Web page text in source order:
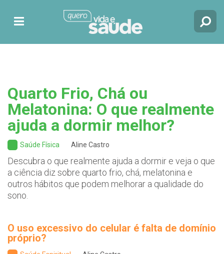
Quarto Frio, Chá ou
Melatonina: O que realmente
ajuda a dormir melhor?
Saúde Física Aline Castro
Descubra o que realmente ajuda a dormir e veja o que
a ciência diz sobre quarto frio, chá, melatonina e
outros hábitos que podem melhorar a qualidade do
sono.
O uso excessivo do celular é falta de domínio
próprio?